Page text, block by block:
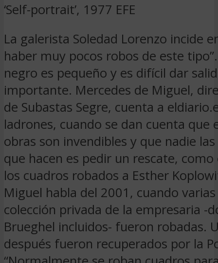
‘Self-portrait’, 1977 EFE
La galerista Soledad Lorenzo incide
haber muy pocos robos de este
negro es pequeño y es difícil dar
importante. Mercedes de Miguel,
de Subastas Segre, cuenta a
ladrones, cuando se dan cuenta que
obras son invendibles y que nadie
que hacen es pedir un rescate,
los cuadros robados a Esther
Miguel habla del 2001, cuando
colección privada de la empresaria -
Brueghel incluidos- fueron robadas.
después fueron recuperados por la